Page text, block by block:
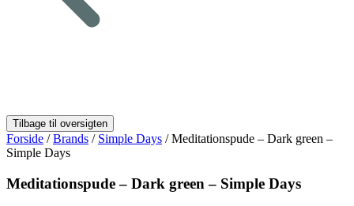
Forside /Brands / Simple Days / Meditationspude – Dark green –
Simple Days
Meditationspude – Dark green – Simple Days